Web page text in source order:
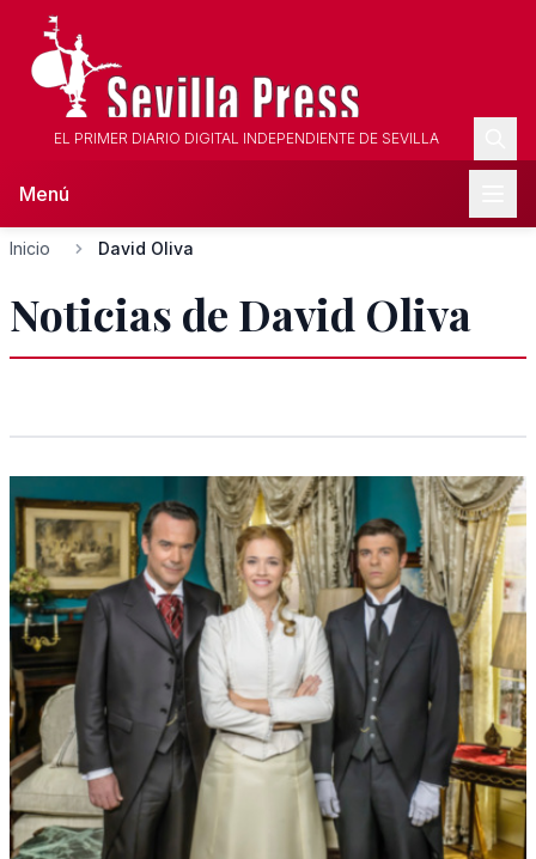
EL PRIMER DIARIO DIGITAL INDEPENDIENTE DE SEVILLA
Menú
Inicio David Oliva
Noticias de David Oliva